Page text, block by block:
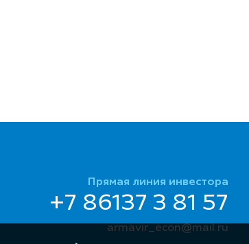
Прямая линия инвестора
+7 86137 3 81 57
armavir_econ@mail.ru